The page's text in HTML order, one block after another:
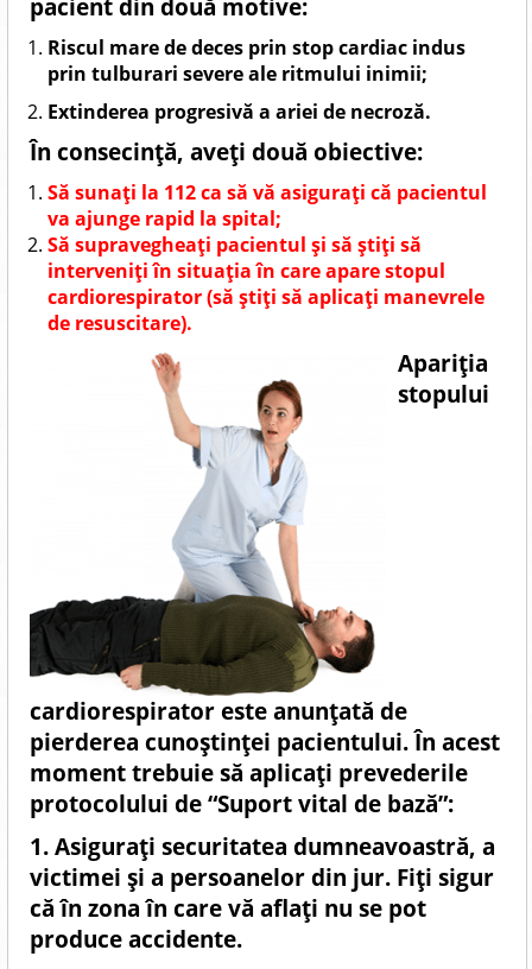
pacient din două motive:
Riscul mare de deces prin stop cardiac indus
prin tulburari severe ale ritmului inimii;
Extinderea progresivă a ariei de necroză.
În consecinţă, aveţi două obiective:
Să sunaţi la 112 ca să vă asiguraţi că pacientul
va ajunge rapid la spital;
Să supravegheaţi pacientul şi să ştiţi să
interveniţi în situaţia în care apare stopul
cardiorespirator (să ştiţi să aplicaţi manevrele
de resuscitare).
Apariţia
stopului
cardiorespirator este anunţată de
pierderea cunoştinţei pacientului. În acest
moment trebuie să aplicaţi prevederile
protocolului de “Suport vital de bază”:
1. Asiguraţi securitatea dumneavoastră, a
victimei şi a persoanelor din jur. Fiţi sigur
că în zona în care vă aflaţi nu se pot
produce accidente.